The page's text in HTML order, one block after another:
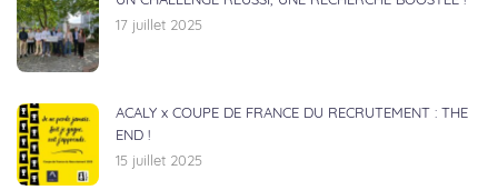
17 juillet 2025
ACALY x COUPE DE FRANCE DU RECRUTEMENT : THE
END !
15 juillet 2025